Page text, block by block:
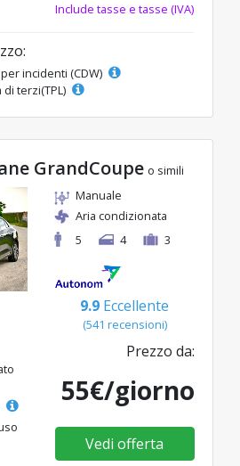
Include tasse e tasse (IVA)
incidenti (CDW)
terzi(TPL)
GrandCoupe o simili
Manuale
Aria condizionata
5
4 3
9.9 Eccellente
(541 recensioni)
Prezzo da:
55€/giorno
Vedi offerta